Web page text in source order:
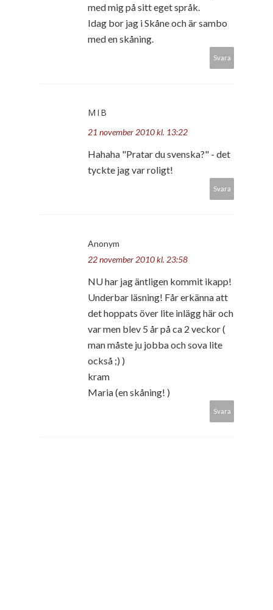
med mig på sitt eget språk.
Idag bor jag i Skåne och är sambo
med en skåning.
Svara
MIB
21 november 2010 kl. 13:22
Hahaha "Pratar du svenska?" - det
tyckte jag var roligt!
Svara
Anonym
22 november 2010 kl. 23:58
NU har jag äntligen kommit ikapp!
Underbar läsning! Får erkänna att
det hoppats över lite inlägg här och
var men blev 5 år på ca 2 veckor (
man måste ju jobba och sova lite
också ;) )
kram
Maria (en skåning! )
Svara